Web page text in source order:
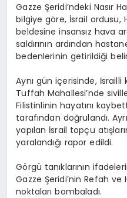
Gazze Şeridi’ndeki Nasır
bilgiye göre, İsrail ordusu,
beldesine insansız hava
saldırının ardından
bedenlerinin getirildiği
Aynı gün içerisinde, İsrailli
Tuffah Mahallesi’nde
Filistinlinin hayatını
tarafından doğrulandı.
yapılan İsrail topçu
yaralandığı rapor edildi.
Görgü tanıklarının
Gazze Şeridi’nin Refah
noktaları bombaladı.